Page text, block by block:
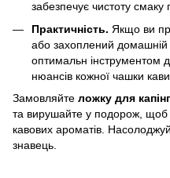
забезпечує чистоту смаку
Практичність. Якщо ви
або захоплений
оптимальн інструментом
нюансів кожної чашки кави.
Замовляйте ложку для
та вирушайте у подорож, щоб
кавових ароматів.
знавець.